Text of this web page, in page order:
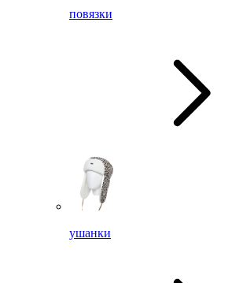
повязки
ушанки